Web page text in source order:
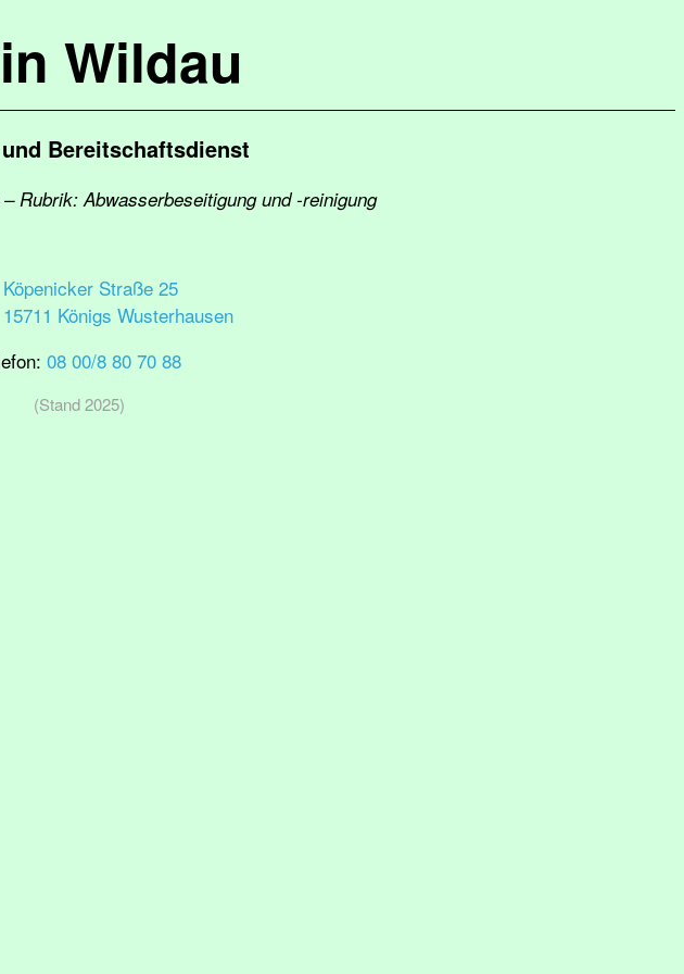
Wildau
Bereitschaftsdienst
Rubrik: Abwasserbeseitigung und -reinigung
Köpenicker Straße 25
15711 Königs Wusterhausen
08 00/8 80 70 88
(Stand 2025)